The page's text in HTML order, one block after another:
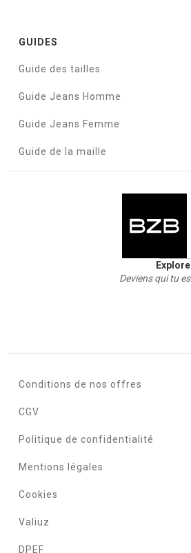
GUIDES
Guide des tailles
Guide Jeans Homme
Guide Jeans Femme
Guide de la maille
Explore
Deviens qui tu es
Conditions de nos offres
CGV
Politique de confidentialité
Mentions légales
Cookies
Valiuz
DPEF